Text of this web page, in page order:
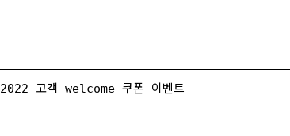
2022 고객 welcome 쿠폰 이벤트